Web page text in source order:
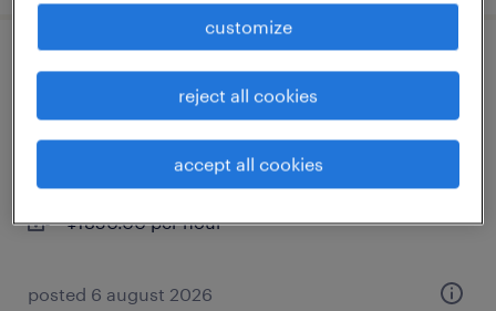
その他の営業・販売・接客、清掃、その他
（倉庫・軽作業）、普通免許
神奈川県横浜市鶴見区, 神奈川県
temporary
¥1850.00 per hour
posted 6 august 2026
customize
reject all cookies
accept all cookies